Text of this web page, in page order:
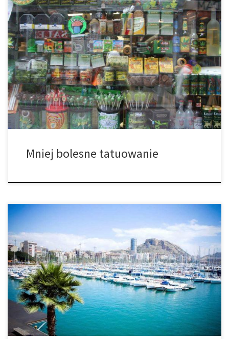
Czy CBD może sprawiać, że tatuowanie będzie mniej bolesne? W
przypadku wielu osób, wykonywanie tatuaży może być naprawdę
bolesne. Co więcej, wymagają one długiego procesu gojenia.
Jeśli szukasz sposobu na szybszą regenerację, CBD jest naturalną i
legalną alternatywą, która może złagodzić ból, który ci
towarzyszy. Ludzie decydują się wyrazić swoją […]
Mniej bolesne tatuowanie
Portugalia podejmuje kroki w kierunku legalizacji medycznej
marihuany. Stanowisko Portugalii wobec marihuany złagodziło się
po przyjęciu ustawy zezwalającej na stosowanie medycznej
marihuany. Pomimo rygorystycznych przepisów, kraj dalej idzie w
kierunku swoich europejskich odpowiedników. Biorąc pod uwagę
klimat subtropikalny oraz naprawdę długie lata, Portugalia jest
idealna do uprawy roślin, które potrzebują […]